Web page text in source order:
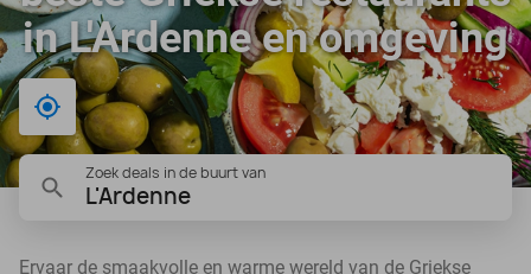
in L'Ardenne en omgeving
Bij mij in de buurt
Zoek deals in de buurt van
L'Ardenne
Ervaar de smaakvolle en warme wereld van de Griekse